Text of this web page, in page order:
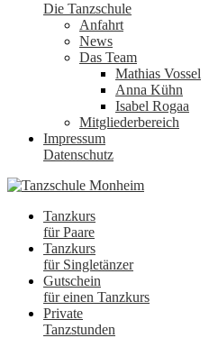
Die Tanzschule
Anfahrt
News
Das Team
Mathias Vossel
Anna Kühn
Isabel Rogaa
Mitgliederbereich
Impressum
Datenschutz
Tanzkurs
für Paare
Tanzkurs
für Singletänzer
Gutschein
für einen Tanzkurs
Private
Tanzstunden